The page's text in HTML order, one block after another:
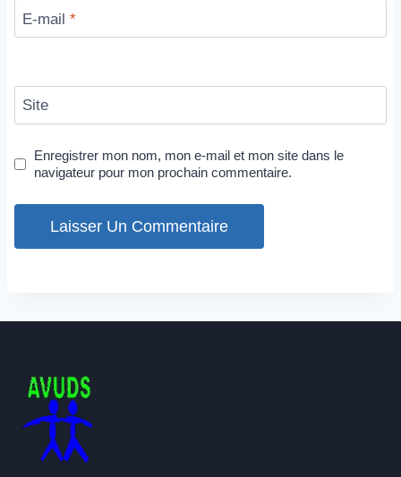
E-mail *
Site
Enregistrer mon nom, mon e-mail et mon site dans le
navigateur pour mon prochain commentaire.